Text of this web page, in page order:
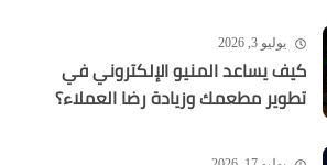
يوليو 3, 2026
كيف يساعد المنيو الإلكتروني في
تطوير مطعمك وزيادة رضا العملاء؟